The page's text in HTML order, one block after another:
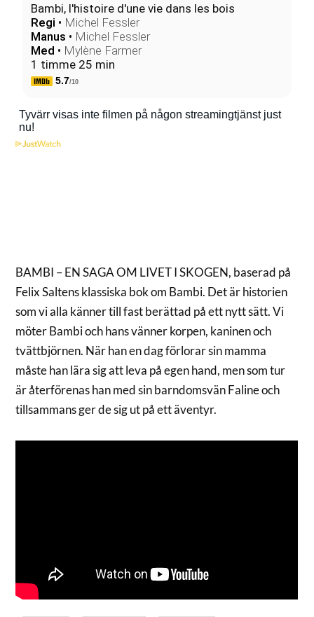
Bambi, l'histoire d'une vie dans les bois
Regi • Michel Fessler
Manus • Michel Fessler
Med • Mylène Farmer
1 timme 25 min
5.7/10
BAMBI – EN SAGA OM LIVET I SKOGEN, baserad på
Felix Saltens klassiska bok om Bambi. Det är historien
som vi alla känner till fast berättad på ett nytt sätt. Vi
möter Bambi och hans vänner korpen, kaninen och
tvättbjörnen. När han en dag förlorar sin mamma
måste han lära sig att leva på egen hand, men som tur
är återförenas han med sin barndomsvän Faline och
tillsammans ger de sig ut på ett äventyr.